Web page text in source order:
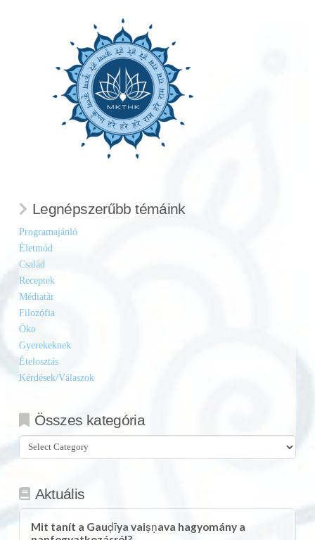
Legnépszerűbb témáink
Programajánló
Életmód
Család
Receptek
Médiatár
Filozófia
Öko
Gyerekeknek
Ételosztás
Kérdések/Válaszok
Összes kategória
Összes
kategória
Aktuális
Mit tanít a Gauḍīya vaiṣṇava hagyomány a